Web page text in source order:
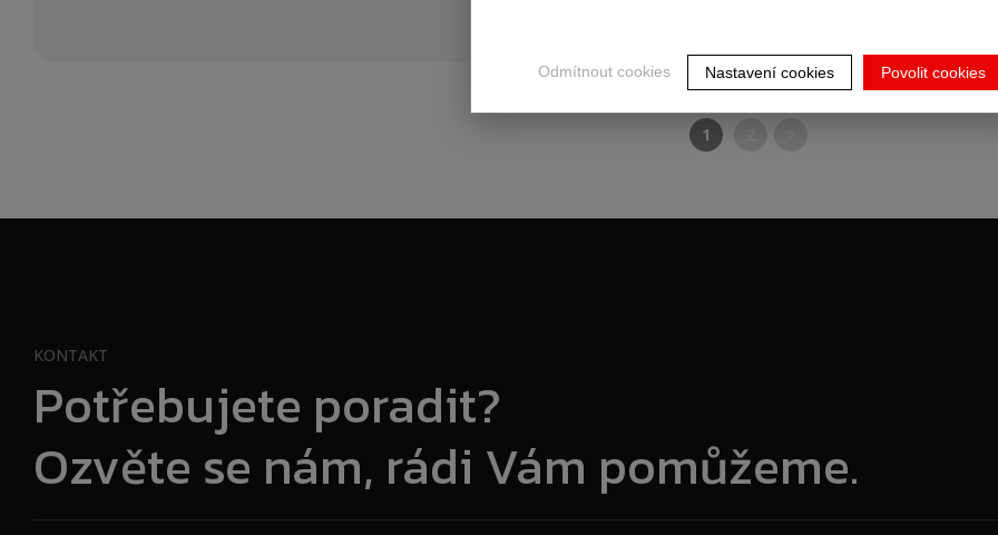
Povolit cookies
Nastavení cookies
Odmítnout cookies
1
KONTAKT
Potřebujete poradit?
Ozvěte se nám, rádi Vám pomůžeme.